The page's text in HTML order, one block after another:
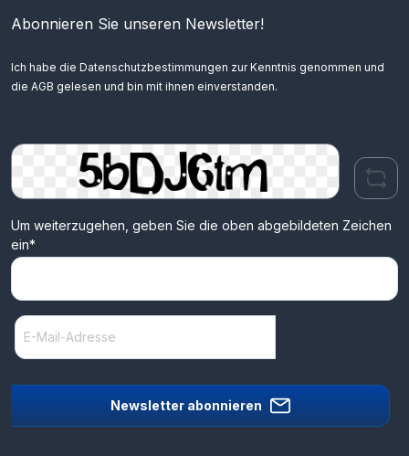
Abonnieren Sie unseren Newsletter!
Ich habe die Datenschutzbestimmungen zur Kenntnis genommen und
die AGB gelesen und bin mit ihnen einverstanden.
Um weiterzugehen, geben Sie die oben abgebildeten Zeichen
ein*
Newsletter abonnieren